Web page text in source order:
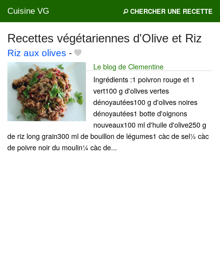
Cuisine VG CHERCHER UNE RECETTE
Mes blogs préférés
Recettes végétariennes d'Olive et Riz
Riz aux olives -
Le blog de Clementine
Ingrédients :1 poivron rouge et 1
vert100 g d'olives vertes
dénoyautées100 g d'olives noires
dénoyautées1 botte d'oignons
nouveaux100 ml d'huile d'olive250 g
de riz long grain300 ml de bouillon de légumes1 càc de sel½ càc
de poivre noir du moulin¼ càc de...